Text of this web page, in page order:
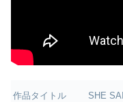
作品タイトル SHE